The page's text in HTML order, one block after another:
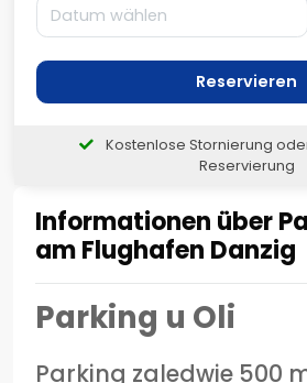
Informationen über
am Flughafen Danzig
Parking u Oli
Parking zaledwie 500
Reservieren
Kostenlose Stornierung
Reservierung